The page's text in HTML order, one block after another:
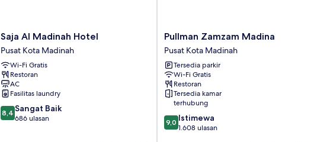
Saja
Al
Madinah
Hotel
Pusat
Kota
Madinah
Saja Al Madinah Hotel
Pusat Kota Madinah
Wi-Fi Gratis
Restoran
AC
Fasilitas laundry
8.4
dari
8,4 Sangat Baik
686 ulasan
Pullman
Zamzam
Madina
Pusat
Kota
Madinah
Pullman Zamzam Madina
Pusat Kota Madinah
Tersedia parkir
Wi-Fi Gratis
Restoran
Tersedia kamar
terhubung
9.0
dari
9,0 Istimewa
1.608 ulasan